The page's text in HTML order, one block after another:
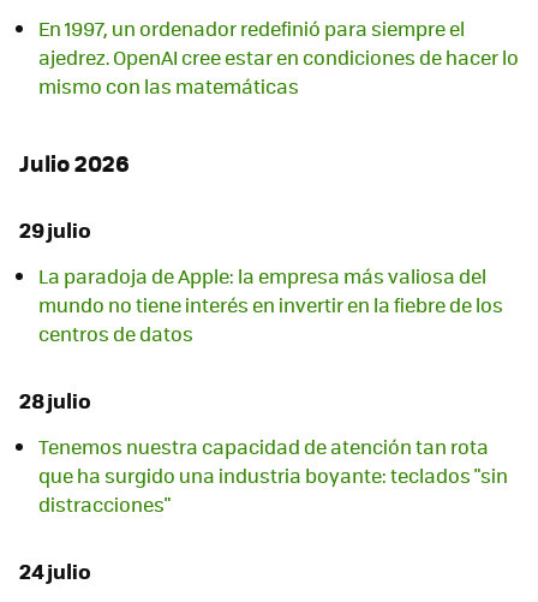
En 1997, un ordenador redefinió para siempre el
ajedrez. OpenAI cree estar en condiciones de hacer lo
mismo con las matemáticas
Julio 2026
29 julio
La paradoja de Apple: la empresa más valiosa del
mundo no tiene interés en invertir en la fiebre de los
centros de datos
28 julio
Tenemos nuestra capacidad de atención tan rota
que ha surgido una industria boyante: teclados "sin
distracciones"
24 julio